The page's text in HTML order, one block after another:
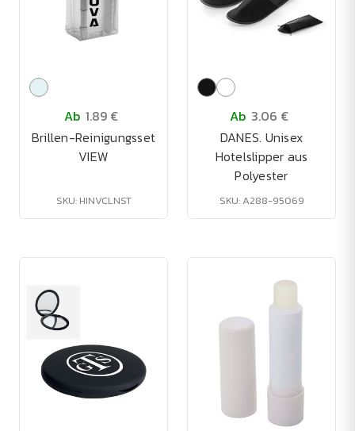
Ab 1.89 €
Brillen-Reinigungsset
VIEW
SKU: HINVCLNST
Ab 3.06 €
DANES. Unisex
Hotelslipper aus
Polyester
SKU: A288-95069